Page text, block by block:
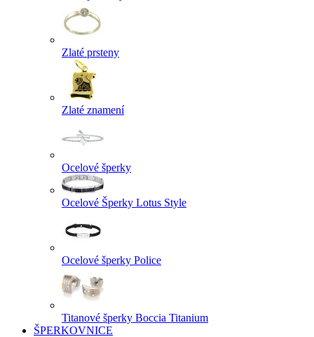
Zlaté prsteny
Zlaté znamení
Ocelové šperky
Ocelové Šperky Lotus Style
Ocelové šperky Police
Titanové šperky Boccia Titanium
ŠPERKOVNICE